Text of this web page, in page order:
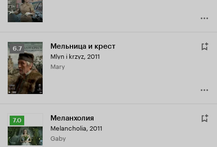
Рейтинг
Кинопоиска
6.7
6.7 Мельница и крест
Mlyn i krzyz, 2011
Mary
Рейтинг
Кинопоиска
7.0
7.0 Меланхолия
Melancholia, 2011
Gaby